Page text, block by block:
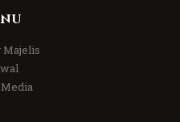
Majelis